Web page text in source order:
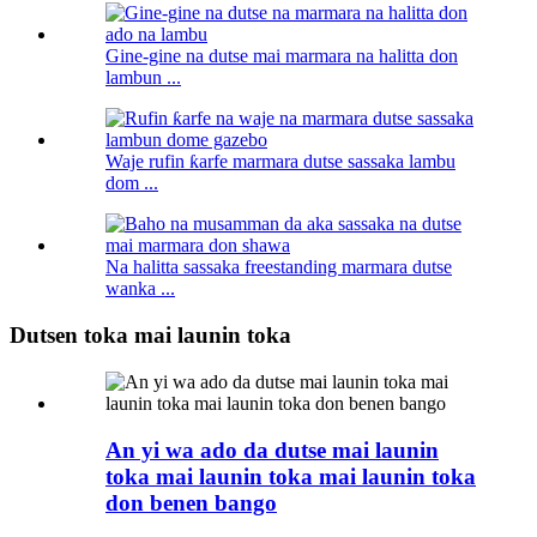
Gine-gine na dutse mai marmara na halitta don
lambun ...
Waje rufin ƙarfe marmara dutse sassaka lambu
dom ...
Na halitta sassaka freestanding marmara dutse
wanka ...
Dutsen toka mai launin toka
An yi wa ado da dutse mai launin
toka mai launin toka mai launin toka
don benen bango